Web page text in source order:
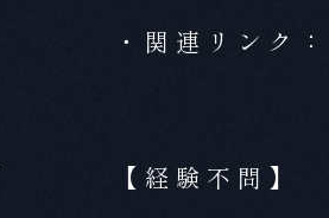
・関連リンク：
【経験不問】